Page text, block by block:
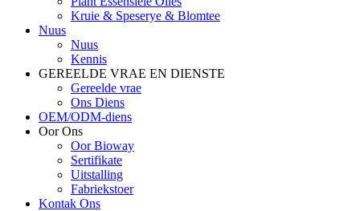
Kruie & Speserye & Blomtee
Nuus
Nuus
Kennis
GEREELDE VRAE EN DIENSTE
Gereelde vrae
Ons Diens
OEM/ODM-diens
Oor Ons
Oor Bioway
Sertifikate
Uitstalling
Fabriekstoer
Kontak Ons